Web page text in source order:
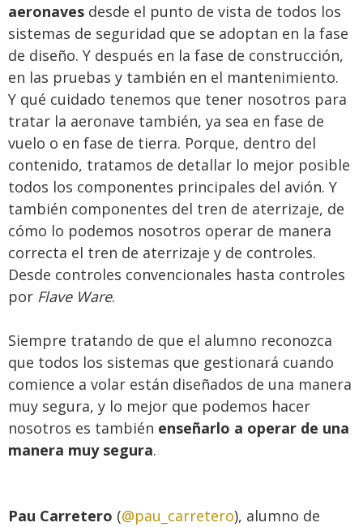
aeronaves desde el punto de vista de todos los
sistemas de seguridad que se adoptan en la fase
de diseño. Y después en la fase de construcción,
en las pruebas y también en el mantenimiento.
Y qué cuidado tenemos que tener nosotros para
tratar la aeronave también, ya sea en fase de
vuelo o en fase de tierra. Porque, dentro del
contenido, tratamos de detallar lo mejor posible
todos los componentes principales del avión. Y
también componentes del tren de aterrizaje, de
cómo lo podemos nosotros operar de manera
correcta el tren de aterrizaje y de controles.
Desde controles convencionales hasta controles
por Flave Ware.
Siempre tratando de que el alumno reconozca
que todos los sistemas que gestionará cuando
comience a volar están diseñados de una manera
muy segura, y lo mejor que podemos hacer
nosotros es también enseñarlo a operar de una
manera muy segura.
Pau Carretero (@pau_carretero), alumno de